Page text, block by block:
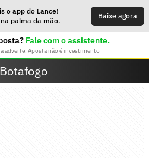
o app do Lance!
palma da mão.
Baixe agora
Fale com o assistente.
adverte: Aposta não é investimento
Botafogo